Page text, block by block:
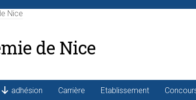
de Nice
adhésion Carrière Etablissement